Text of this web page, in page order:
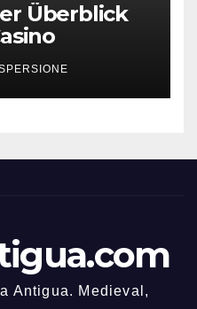
Überblick
Antigua. Medieval,